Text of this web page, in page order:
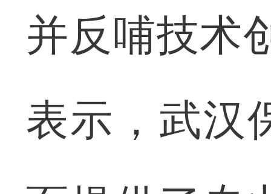
并反哺技术
表示，武汉